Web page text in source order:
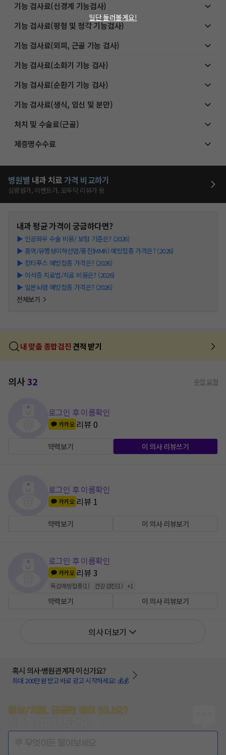
기능 검사료(신경계 기능검사)
기능 검사료(평형 및 청각 기능검사)
기능 검사료(외피, 근골 기능 검사)
기능 검사료(소화기 기능 검사)
기능 검사료(순환기 기능 검사)
기능 검사료(생식, 임신 및 분만)
처치 및 수술료(근골)
제증명수수료
병원별 내과 치료가격 비교하기
심평원가, 이벤트가, 모두닥 리뷰가 등
내과평균 가격이 궁금하다면?
▶ 인공와우 수술 비용/ 보험 기준은? (2026)
▶ 홍역/유행성이하선염/풍진(MMR) 예방접종 가격은? (2026)
▶ 장티푸스 예방접종 가격은? (2026)
▶ 이석증 치료법/치료 비용은? (2026)
▶ 일본뇌염 예방접종 가격은? (2026)
전체보기
내 맞춤 종합검진 견적 받기
의사32 수정 요청
로그인 후 이름확인
카카오 리뷰0
약력보기 이 의사 리뷰쓰기
로그인 후 이름확인
카카오 리뷰 1
약력보기 이 의사 리뷰보기
로그인 후 이름확인
카카오 리뷰3
독감예방접종(1 ) 건강검진(1 ) +1
약력보기 이 의사 리뷰보기
의사 더보기
혹시 의사·병원관계자 이신가요?
최대 200만원 받고 바로 광고 시작하세요! 💰💰
증상/치료, 궁금한 점이 있나요?
일단 둘러볼게요!